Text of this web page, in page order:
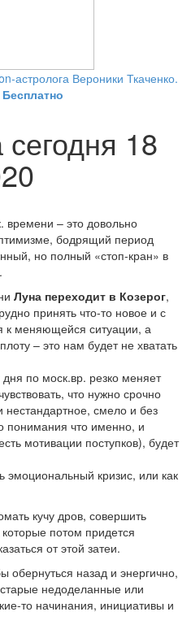
астролога Вероники Ткаченко.
Бесплатно
18
времени – это довольно
бодрящий период
но полный «стоп-кран» в
Луна переходит в Козерог,
принять что-то новое и с
к меняющейся ситуации, а
– это нам будет не хватать
по моск.вр. резко меняет
что нужно срочно
нестандартное, смело и без
понимания что именно, и
мотивации поступков), будет
эмоциональный кризис, или как
кучу дров, совершить
потом придется
от этой затеи.
обернуться назад и энергично,
недоделанные или
то начинания, инициативы и